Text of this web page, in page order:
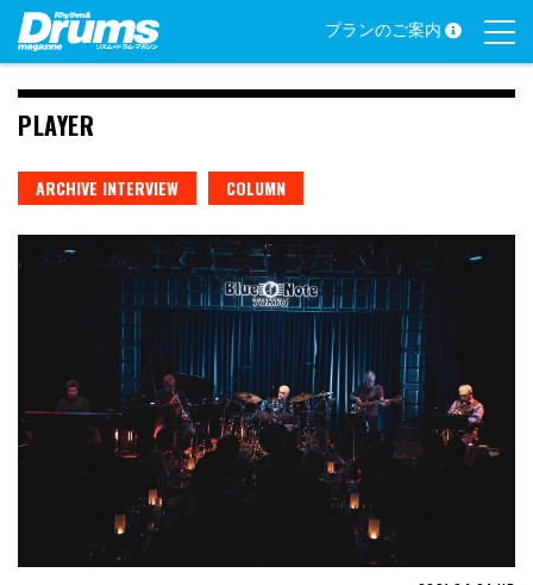
Skip
content
プランのご案内
PLAYER
ARCHIVE INTERVIEW COLUMN